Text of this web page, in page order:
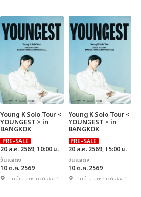
Young K Solo Tour <
YOUNGEST > in
BANGKOK
PRE-SALE
20 ส.ค. 2569, 10:00 น.
วันแสดง
10 ต.ค. 2569
สามย่าน มิตรทาวน์ ฮอลล์
Young K Solo Tour <
YOUNGEST > in
BANGKOK
PRE-SALE
20 ส.ค. 2569, 15:00 น.
วันแสดง
10 ต.ค. 2569
สามย่าน มิตรทาวน์ ฮอลล์